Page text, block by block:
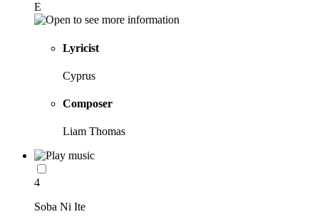
E
Lyricist
Cyprus
Composer
Liam Thomas
4
Soba Ni Ite